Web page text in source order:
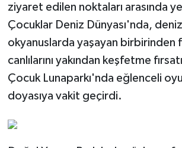
ziyaret edilen noktaları arasında
Çocuklar Deniz Dünyası'nda,
okyanuslarda yaşayan birbirinden
canlılarını yakından keşfetme
Çocuk Lunaparkı'nda eğlenceli
doyasıya vakit geçirdi.